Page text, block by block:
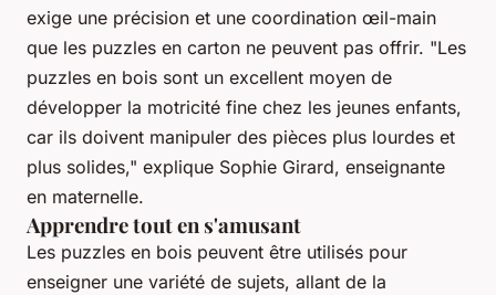
exige une précision et une coordination œil-main
que les puzzles en carton ne peuvent pas offrir. "Les
puzzles en bois sont un excellent moyen de
développer la motricité fine chez les jeunes enfants,
car ils doivent manipuler des pièces plus lourdes et
plus solides," explique Sophie Girard, enseignante
en maternelle.
Apprendre tout en s'amusant
Les puzzles en bois peuvent être utilisés pour
enseigner une variété de sujets, allant de la